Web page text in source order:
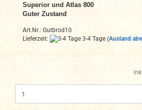
Superior und Atlas 800
Guter Zustand
Art.Nr.: Gutbrod10
Lieferzeit:
3-4 Tage (Ausland